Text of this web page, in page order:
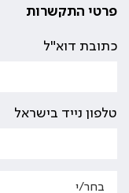
פרטי התקשרות
כתובת דוא"ל
טלפון נייד בישראל